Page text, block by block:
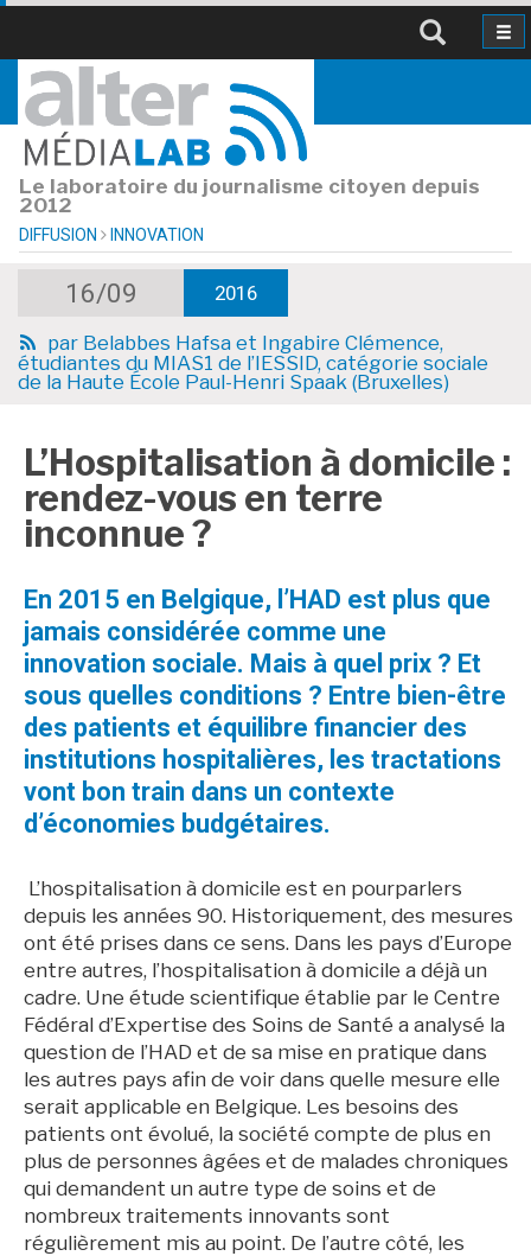
Le laboratoire du journalisme citoyen depuis
2012
DIFFUSION INNOVATION
16/09 2016
par Belabbes Hafsa et Ingabire Clémence,
étudiantes du MIAS1 de l’IESSID, catégorie sociale
de la Haute École Paul-Henri Spaak (Bruxelles)
L’Hospitalisation à domicile :
rendez-vous en terre
inconnue ?
En 2015 en Belgique, l’HAD est plus que
jamais considérée comme une
innovation sociale. Mais à quel prix ? Et
sous quelles conditions ? Entre bien-être
des patients et équilibre financier des
institutions hospitalières, les tractations
vont bon train dans un contexte
d’économies budgétaires.
L’hospitalisation à domicile est en pourparlers
depuis les années 90. Historiquement, des mesures
ont été prises dans ce sens. Dans les pays d’Europe
entre autres, l’hospitalisation à domicile a déjà un
cadre. Une étude scientifique établie par le Centre
Fédéral d’Expertise des Soins de Santé a analysé la
question de l’HAD et de sa mise en pratique dans
les autres pays afin de voir dans quelle mesure elle
serait applicable en Belgique. Les besoins des
patients ont évolué, la société compte de plus en
plus de personnes âgées et de malades chroniques
qui demandent un autre type de soins et de
nombreux traitements innovants sont
régulièrement mis au point. De l’autre côté, les